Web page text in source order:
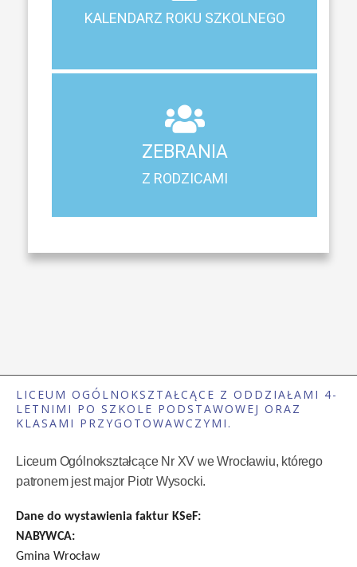
KALENDARZ ROKU SZKOLNEGO
KALENDARZ ROKU SZKOLNEGO
Terminy ferii, matur, zebrań i klasyfikacji
ZEBRANIA
Z RODZICAMI
ZEBRANIA
Z RODZICAMI
Harmonogram spotkań i konsultacji z rodzicami
LICEUM OGÓLNOKSZTAŁCĄCE Z ODDZIAŁAMI 4-
LETNIMI PO SZKOLE PODSTAWOWEJ ORAZ
KLASAMI PRZYGOTOWAWCZYMI.
Liceum Ogólnokształcące Nr XV we Wrocławiu, którego
patronem jest major Piotr Wysocki.
Dane do wystawienia faktur KSeF:
NABYWCA:
Gmina Wrocław